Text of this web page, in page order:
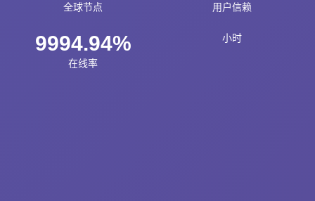
全球节点 用户信赖
9994.94%
在线率
小时